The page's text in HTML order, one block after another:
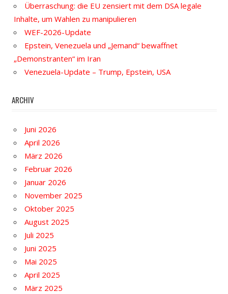
Überraschung: die EU zensiert mit dem DSA legale
Inhalte, um Wahlen zu manipulieren
WEF-2026-Update
Epstein, Venezuela und „Jemand“ bewaffnet
„Demonstranten“ im Iran
Venezuela-Update – Trump, Epstein, USA
ARCHIV
Juni 2026
April 2026
März 2026
Februar 2026
Januar 2026
November 2025
Oktober 2025
August 2025
Juli 2025
Juni 2025
Mai 2025
April 2025
März 2025